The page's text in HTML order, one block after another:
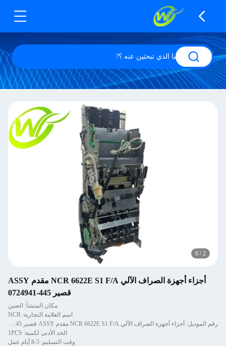
2
/
6
أجزاء أجهزة الصراف الآلي NCR 6622E S1 F/A مقدم ASSY
قصير 445-0724941
مكان المنشأ: الصين
اسم العلامة التجارية: NCR
رقم الموديل: أجزاء أجهزة الصراف الآلي NCR 6622E S1 F/A مقدم ASSY قصير 445-0724941
الحد الأدنى لكمية: 1PCS
وقت التسليم: 5-8 أيام عمل